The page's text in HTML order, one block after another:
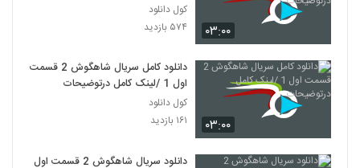
۰۳:۰۰
کول دانلود
۵۷۴ بازدید
۰۳:۰۰
دانلود کامل سریال شاهگوش 2 قسمت
اول 1 /لینک کامل درتوضیحات
کول دانلود
۱۶۱ بازدید
دانلود سریال شاهگوش 2 قسمت اول